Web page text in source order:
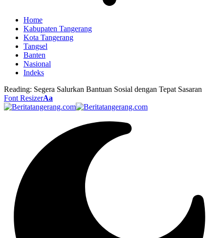
Home
Kabupaten Tangerang
Kota Tangerang
Tangsel
Banten
Nasional
Indeks
Reading: Segera Salurkan Bantuan Sosial dengan Tepat Sasaran
Font ResizerAa